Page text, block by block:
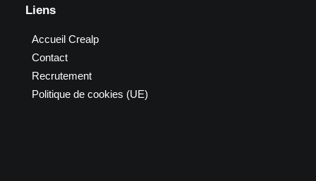
Liens
Accueil Crealp
Contact
Recrutement
Politique de cookies (UE)